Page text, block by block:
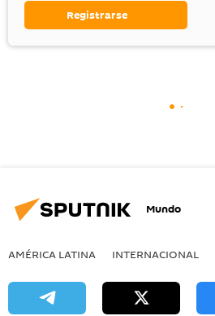
Registrarse
Mundo
AMÉRICA LATINA INTERNACIONAL